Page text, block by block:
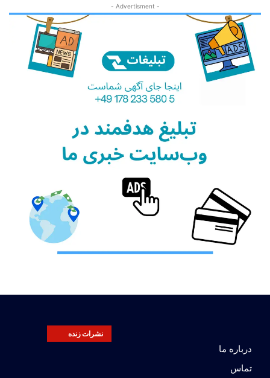
- Advertisment -
نشرات زنده
درباره ما
تماس